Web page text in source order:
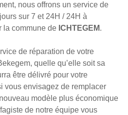
nous offrons un service de
sur 7 et 24H / 24H à
la commune de ICHTEGEM.
de réparation de votre
quelle qu’elle soit sa
être délivré pour votre
vous envisagez de remplacer
modèle plus économique
de notre équipe vous